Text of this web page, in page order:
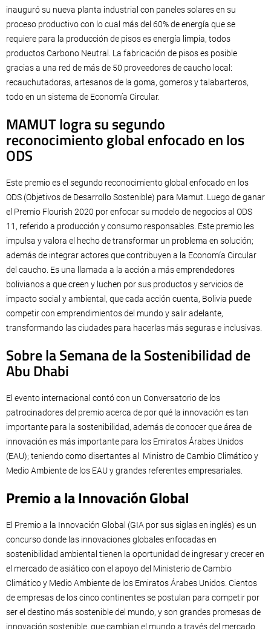
inauguró su nueva planta industrial con paneles solares en su
proceso productivo con lo cual más del 60% de energía que se
requiere para la producción de pisos es energía limpia, todos
productos Carbono Neutral. La fabricación de pisos es posible
gracias a una red de más de 50 proveedores de caucho local:
recauchutadoras, artesanos de la goma, gomeros y talabarteros,
todo en un sistema de Economía Circular.
MAMUT logra su segundo
reconocimiento global enfocado en los
ODS
Este premio es el segundo reconocimiento global enfocado en los
ODS (Objetivos de Desarrollo Sostenible) para Mamut. Luego de ganar
el Premio Flourish 2020 por enfocar su modelo de negocios al ODS
11, referido a producción y consumo responsables. Este premio les
impulsa y valora el hecho de transformar un problema en solución;
además de integrar actores que contribuyen a la Economía Circular
del caucho. Es una llamada a la acción a más emprendedores
bolivianos a que creen y luchen por sus productos y servicios de
impacto social y ambiental, que cada acción cuenta, Bolivia puede
competir con emprendimientos del mundo y salir adelante,
transformando las ciudades para hacerlas más seguras e inclusivas.
Sobre la Semana de la Sostenibilidad de
Abu Dhabi
El evento internacional contó con un Conversatorio de los
patrocinadores del premio acerca de por qué la innovación es tan
importante para la sostenibilidad, además de conocer que área de
innovación es más importante para los Emiratos Árabes Unidos
(EAU); teniendo como disertantes al Ministro de Cambio Climático y
Medio Ambiente de los EAU y grandes referentes empresariales.
Premio a la Innovación Global
El Premio a la Innovación Global (GIA por sus siglas en inglés) es un
concurso donde las innovaciones globales enfocadas en
sostenibilidad ambiental tienen la oportunidad de ingresar y crecer en
el mercado de asiático con el apoyo del Ministerio de Cambio
Climático y Medio Ambiente de los Emiratos Árabes Unidos. Cientos
de empresas de los cinco continentes se postulan para competir por
ser el destino más sostenible del mundo, y son grandes promesas de
innovación sostenible, que cambian el mundo a través del mercado.